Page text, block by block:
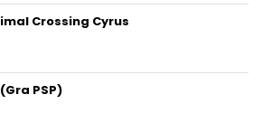
Crossing Cyrus
PSP)